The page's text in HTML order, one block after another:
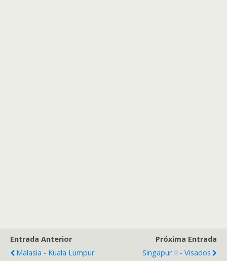
Entrada Anterior
Malasia - Kuala Lumpur
Próxima Entrada
Singapur II - Visados